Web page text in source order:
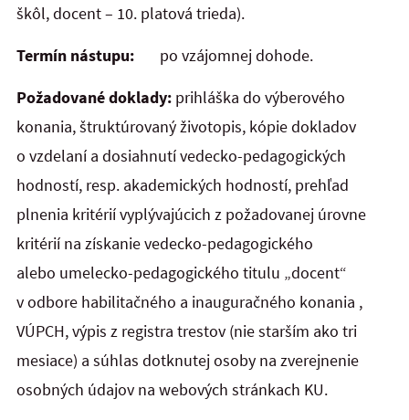
škôl, docent – 10. platová trieda).
Termín nástupu: po vzájomnej dohode.
Požadované doklady: prihláška do výberového
konania, štruktúrovaný životopis, kópie dokladov
o vzdelaní a dosiahnutí vedecko-pedagogických
hodností, resp. akademických hodností, prehľad
plnenia kritérií vyplývajúcich z požadovanej úrovne
kritérií na získanie vedecko-pedagogického
alebo umelecko-pedagogického titulu „docent“
v odbore habilitačného a inauguračného konania ,
VÚPCH, výpis z registra trestov (nie starším ako tri
mesiace) a súhlas dotknutej osoby na zverejnenie
osobných údajov na webových stránkach KU.